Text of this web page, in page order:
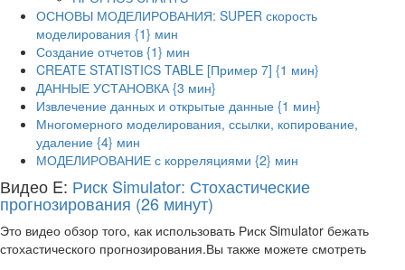
ОСНОВЫ МОДЕЛИРОВАНИЯ: SUPER скорость
моделирования {1} мин
Создание отчетов {1} мин
CREATE STATISTICS TABLE [Пример 7] {1 мин}
ДАННЫЕ УСТАНОВКА {3 мин}
Извлечение данных и открытые данные {1 мин}
Многомерного моделирования, ссылки, копирование,
удаление {4} мин
МОДЕЛИРОВАНИЕ с корреляциями {2} мин
Видео E: Риск Simulator: Стохастические
прогнозирования (26 минут)
Это видео обзор того, как использовать Риск Simulator бежать
стохастического прогнозирования.Вы также можете смотреть